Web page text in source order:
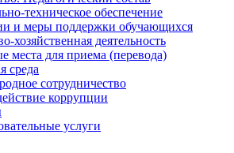
техническое обеспечение
и меры поддержки обучающихся
хозяйственная деятельность
места для приема (перевода)
среда
сотрудничество
коррупции
услуги